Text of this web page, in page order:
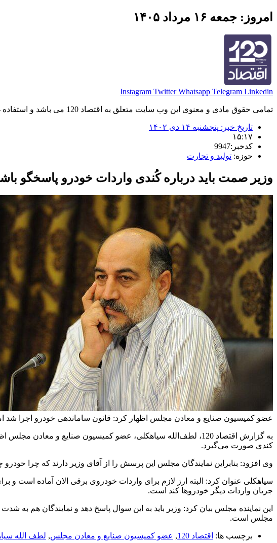
امروز: جمعه ۱۶ مرداد ۱۴۰۵
Instagram Twitter Whatsapp Telegram Linkedin
تمامی حقوق مادی و معنوی این وب سایت متعلق به اقتصاد 120 می باشد و استفاده غیر قانونی از آن پیگرد قانونی دارد.
تاریخ خبر: پنجشنبه ۱۴ دی ۱۴۰۲
۱۵:۱۷
کدخبر:9947
حوزه: تولید و تجارت
وزیر صمت باید درباره کُندی واردات خودرو پاسخگو
عضو کمیسیون صنایع و معادن مجلس اظهار کرد: قانون ساماندهی خودرو اجرا شد
به گزارش اقتصاد 120، لطف‌الله سیاهکلی، عضو کمیسیون صنایع و
کندی صورت می‌گیرد.
وی افزود: بنابراین نمایندگان مجلس این پرسش را از آقای وزیر دارند که چرا
سیاهکلی عنوان کرد: البته ارز لازم برای واردات خودروی برقی الان آماده است
جریان واردات دیگر خودروها کند است.
این نماینده مجلس بیان کرد: وزیر باید به این سوال پاسخ دهد و نمایندگان هم
مجلس است.
برچسب ها: اقتصاد 120 , عضو کمیسیون صنایع و معادن مجلس, لطف الله